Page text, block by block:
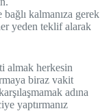
kalmanıza gerek
yeden teklif alarak
almak herkesin
biraz vakit
adına
yaptırmanız